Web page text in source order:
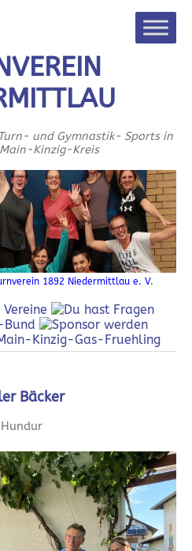
und Gymnastik- Sports in
Kinzig-Kreis
1892 Niedermittlau e. V.
Bäcker